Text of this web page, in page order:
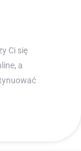
Ci się
a